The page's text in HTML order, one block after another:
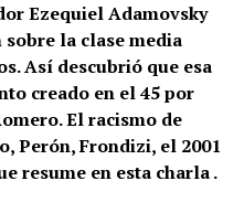
Ezequiel Adamovsky
la clase media
Así descubrió que esa
creado en el 45 por
El racismo de
Perón, Frondizi, el 2001
resume en esta charla .